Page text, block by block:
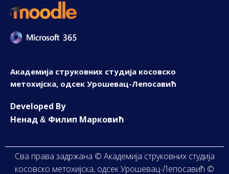
Академија струковних студија косовско
метохијска, одсек Урошевац-Лепосавић
Developed By
Ненад & Филип Марковић
Сва права задржана © Академија струковних студија
косовско метохијска, одсек Урошевац-Лепосавић ©